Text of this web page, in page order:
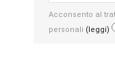
Acconsento al
personali (leggi)